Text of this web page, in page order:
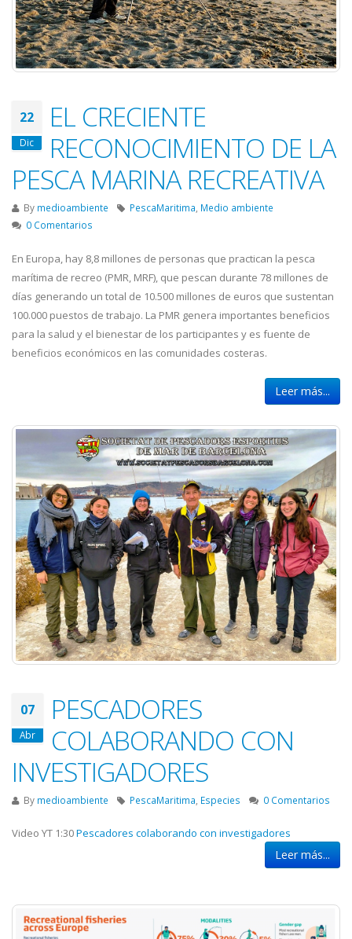
22
Dic
EL CRECIENTE
RECONOCIMIENTO DE LA
PESCA MARINA RECREATIVA
By medioambiente PescaMaritima Medio ambiente
0 Comentarios
En Europa, hay 8,8 millones de personas que practican la pesca
marítima de recreo (PMR, MRF), que pescan durante 78 millones de
días generando un total de 10.500 millones de euros que sustentan
100.000 puestos de trabajo. La PMR genera importantes beneficios
para la salud y el bienestar de los participantes y es fuente de
beneficios económicos en las comunidades costeras.
Leer más...
07
Abr
PESCADORES
COLABORANDO CON
INVESTIGADORES
By medioambiente PescaMaritima Especies 0 Comentarios
Video YT 1:30Pescadores colaborando con investigadores
Leer más...